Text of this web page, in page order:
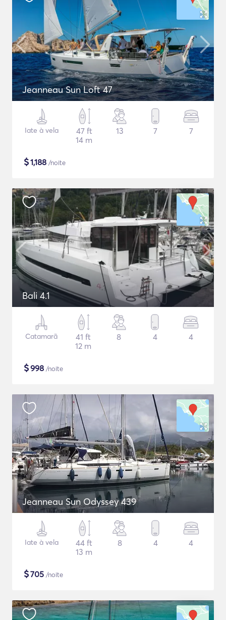
Jeanneau Sun Loft 47
Iate à vela
47 ft
14 m
13 7 7
$1,188 /noite
Bali 4.1
Catamarã
41 ft
12 m
8 4 4
$998 /noite
Jeanneau Sun Odyssey 439
Iate à vela
44 ft
13 m
8 4 4
$705 /noite